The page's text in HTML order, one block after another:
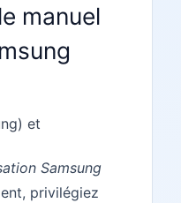
manuel
et
Samsung
privilégiez